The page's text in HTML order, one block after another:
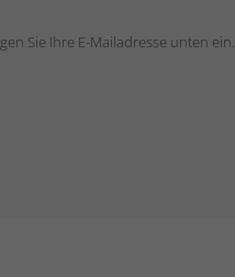
Sie Ihre E-Mailadresse unten ein.